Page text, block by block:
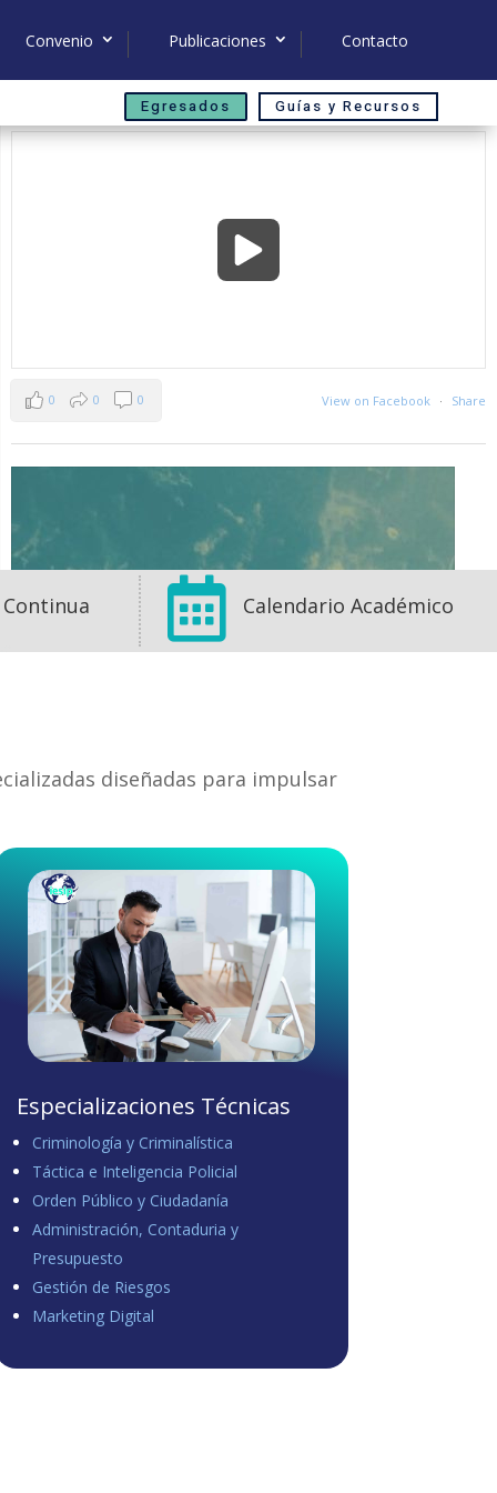
Convenio Publicaciones Contacto
Egresados
Guías y Recursos
View on Facebook · Share
0 0 0
1 1 0
 Calendario Académico
diseñadas para impulsar
Especializaciones Técnicas
Criminología y Criminalística
Táctica e Inteligencia Policial
Orden Público y Ciudadanía
Administración, Contaduria y
Presupuesto
Gestión de Riesgos
Marketing Digital